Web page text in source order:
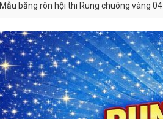
Mẫu băng rôn hội thi Rung chuông vàng 04